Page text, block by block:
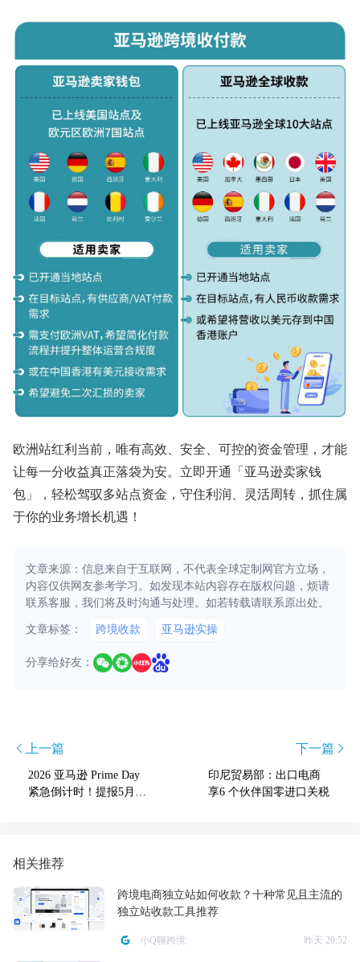
欧洲站红利当前，唯有高效、安全、可控的资金管理，才能
让每一分收益真正落袋为安。立即开通「亚马逊卖家钱
包」，轻松驾驭多站点资金，守住利润、灵活周转，抓住属
于你的业务增长机遇！
文章来源：信息来自于互联网，不代表全球定制网官方立场，
内容仅供网友参考学习。如发现本站内容存在版权问题，烦请
联系客服，我们将及时沟通与处理。如若转载请联系原出处。
文章标签： 跨境收款 亚马逊实操
分享给好友：
上一篇
2026 亚马逊 Prime Day
紧急倒计时！提报5月26
下一篇
印尼贸易部：出口电商
享6 个伙伴国零进口关税
相关推荐
跨境电商独立站如何收款？十种常见且主流的
独立站收款工具推荐
小Q聊跨境 昨天 20:52